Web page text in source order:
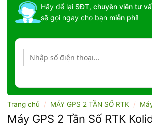
Hãy để lại SĐT, chuyên viên tư
sẽ gọi ngay cho bạn miễn phí!
Trang chủ / MÁY GPS 2 TẦN SỐ RTK /
Máy GPS 2 Tần Số RTK